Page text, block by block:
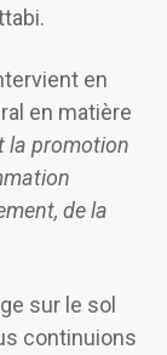
en
en matière
la promotion
de la
sur le sol
continuions